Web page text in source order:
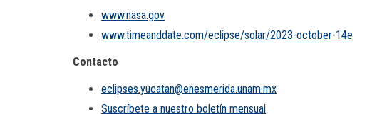
www.nasa.gov
www.timeanddate.com/eclipse/solar/2023-october-14e
Contacto
eclipses.yucatan@enesmerida.unam.mx
Suscríbete a nuestro boletín mensual